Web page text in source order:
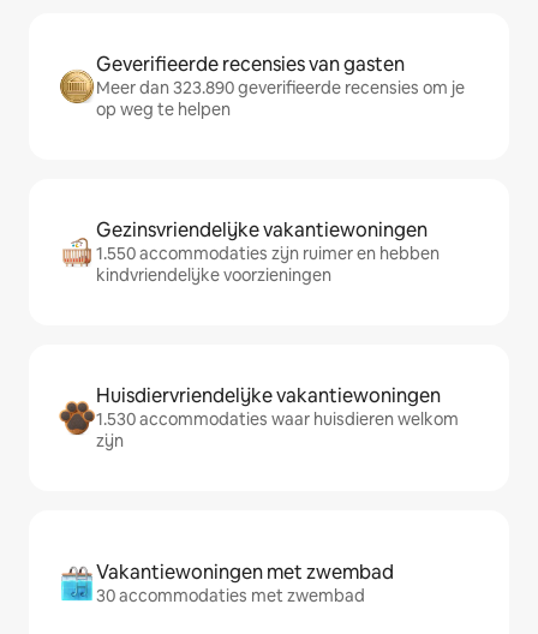
Geverifieerde recensies van gasten
Meer dan 323.890 geverifieerde recensies om je
op weg te helpen
Gezinsvriendelijke vakantiewoningen
1.550 accommodaties zijn ruimer en hebben
kindvriendelijke voorzieningen
Huisdiervriendelijke vakantiewoningen
1.530 accommodaties waar huisdieren welkom
zijn
Vakantiewoningen met zwembad
30 accommodaties met zwembad